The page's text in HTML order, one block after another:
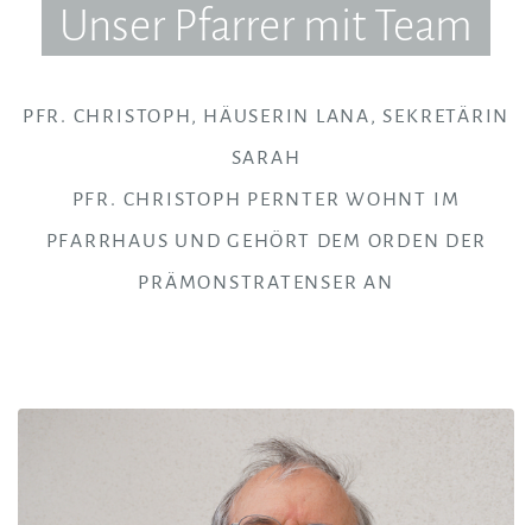
Unser Pfarrer mit Team
PFR. CHRISTOPH, HÄUSERIN LANA, SEKRETÄRIN
SARAH
PFR. CHRISTOPH PERNTER WOHNT IM
PFARRHAUS UND GEHÖRT DEM ORDEN DER
PRÄMONSTRATENSER AN